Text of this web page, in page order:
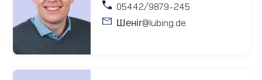
05442/9879-245
Шеніг@lubing.de